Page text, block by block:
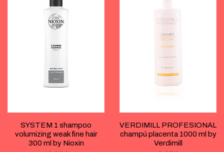
SYSTEM 1 shampoo
volumizing weak fine hair
300 ml by Nioxin
VERDIMILL PROFESIONAL
champú placenta 1000 ml by
Verdimill